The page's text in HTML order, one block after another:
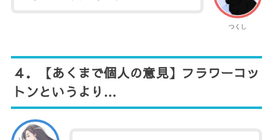
つくし
４．
【あくまで個人の意見】フラワーコッ
トンというより…